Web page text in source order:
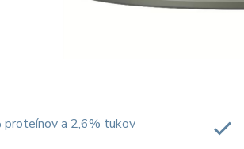
proteínov a 2,6% tukov